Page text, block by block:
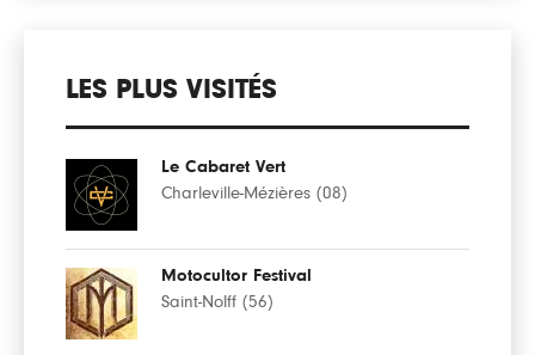
LES PLUS VISITÉS
Le Cabaret Vert
Charleville-Mézières (08)
Motocultor Festival
Saint-Nolff (56)